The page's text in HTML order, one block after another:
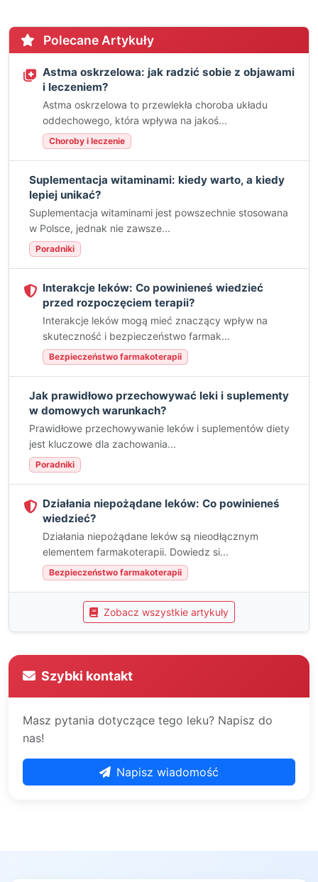
Polecane Artykuły
Astma oskrzelowa: jak radzić sobie z objawami
i leczeniem?
Astma oskrzelowa to przewlekła choroba układu
oddechowego, która wpływa na jakoś...
Choroby i leczenie
Suplementacja witaminami: kiedy warto, a kiedy
lepiej unikać?
Suplementacja witaminami jest powszechnie stosowana
w Polsce, jednak nie zawsze...
Poradniki
Interakcje leków: Co powinieneś wiedzieć
przed rozpoczęciem terapii?
Interakcje leków mogą mieć znaczący wpływ na
skuteczność i bezpieczeństwo farmak...
Bezpieczeństwo farmakoterapii
Jak prawidłowo przechowywać leki i suplementy
w domowych warunkach?
Prawidłowe przechowywanie leków i suplementów diety
jest kluczowe dla zachowania...
Poradniki
Działania niepożądane leków: Co powinieneś
wiedzieć?
Działania niepożądane leków są nieodłącznym
elementem farmakoterapii. Dowiedz si...
Bezpieczeństwo farmakoterapii
Zobacz wszystkie artykuły
Szybki kontakt
Masz pytania dotyczące tego leku? Napisz do
nas!
Napisz wiadomość